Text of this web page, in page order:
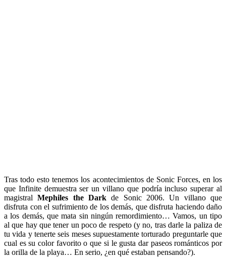
Tras todo esto tenemos los acontecimientos de Sonic Forces, en los
que Infinite demuestra ser un villano que podría incluso superar al
magistralMephiles the Dark de Sonic 2006. Un villano que
disfruta con el sufrimiento de los demás, que disfruta haciendo daño
a los demás, que mata sin ningún remordimiento… Vamos, un tipo
al que hay que tener un poco de respeto (y no, tras darle la paliza de
tu vida y tenerte seis meses supuestamente torturado preguntarle que
cual es su color favorito o que si le gusta dar paseos románticos por
la orilla de la playa… En serio, ¿en qué estaban pensando?).